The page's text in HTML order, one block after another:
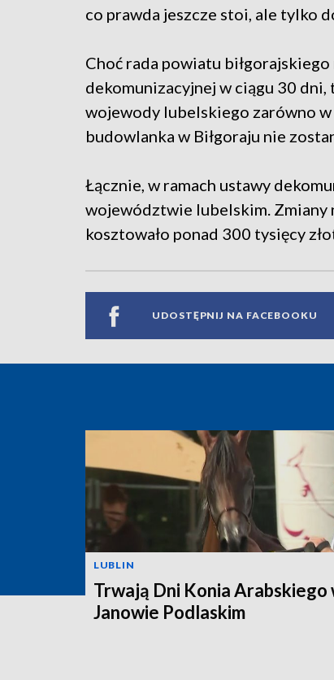
co prawda jeszcze stoi, ale tylko
Choć rada powiatu biłgorajskiego
dekomunizacyjnej w ciągu 30
wojewody lubelskiego zarówno w
budowlanka w Biłgoraju nie
Łącznie, w ramach ustawy
województwie lubelskim. Zmiany
kosztowało ponad 300 tysięcy
UDOSTĘPNIJ NA FACEBOOKU
LUBLIN
Trwają Dni Konia Arabskiego
Janowie Podlaskim